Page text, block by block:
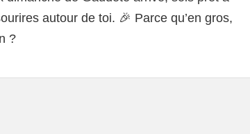
autour de toi. 🎉 Parce qu’en gros,
?